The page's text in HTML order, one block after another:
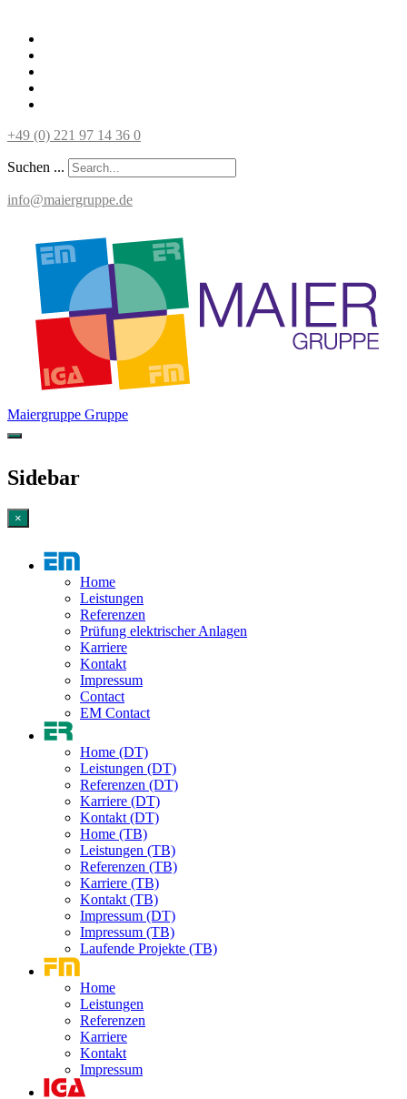
+49 (0) 221 97 14 36 0
Suchen ...
info@maiergruppe.de
Maiergruppe Gruppe
Sidebar
×
Home
Leistungen
Referenzen
Prüfung elektrischer Anlagen
Karriere
Kontakt
Impressum
Contact
EM Contact
Home (DT)
Leistungen (DT)
Referenzen (DT)
Karriere (DT)
Kontakt (DT)
Home (TB)
Leistungen (TB)
Referenzen (TB)
Karriere (TB)
Kontakt (TB)
Impressum (DT)
Impressum (TB)
Laufende Projekte (TB)
Home
Leistungen
Referenzen
Karriere
Kontakt
Impressum